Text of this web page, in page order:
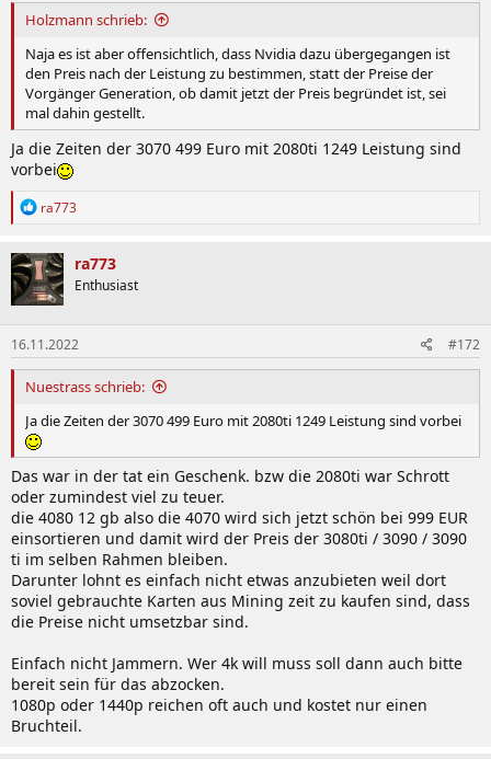
Holzmann schrieb:
Naja es ist aber offensichtlich, dass Nvidia dazu übergegangen ist
den Preis nach der Leistung zu bestimmen, statt der Preise der
Vorgänger Generation, ob damit jetzt der Preis begründet ist, sei
mal dahin gestellt.
Ja die Zeiten der 3070 499 Euro mit 2080ti 1249 Leistung sind
vorbei
R
k
t
i
o
n
e
n
:
ra773
ra773
Enthusiast
16.11.2022 #172
Nuestrass schrieb:
Ja die Zeiten der 3070 499 Euro mit 2080ti 1249 Leistung sind vorbei
Das war in der tat ein Geschenk. bzw die 2080ti war Schrott
oder zumindest viel zu teuer.
die 4080 12 gb also die 4070 wird sich jetzt schön bei 999 EUR
einsortieren und damit wird der Preis der 3080ti / 3090 / 3090
ti im selben Rahmen bleiben.
Darunter lohnt es einfach nicht etwas anzubieten weil dort
soviel gebrauchte Karten aus Mining zeit zu kaufen sind, dass
die Preise nicht umsetzbar sind.
Einfach nicht Jammern. Wer 4k will muss soll dann auch bitte
bereit sein für das abzocken.
1080p oder 1440p reichen oft auch und kostet nur einen
Bruchteil.